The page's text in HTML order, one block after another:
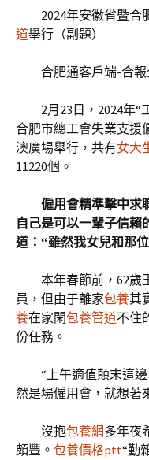
2024年安徽省暨合
道舉行（副題）
合肥通客戶端-合
2月23日，2024年
合肥市總工會失業支援
澳廣場舉行，共有女大
11220個。
僱用會精準擊中求
自己是可以一輩子信賴
道：“雖然我女兒和那
本年春節前，62歲
員，但由于離家包養其
養在家閑包養管道不住
份任務。
“上午適值顛末這
然是場僱用會，就想著
沒抱包養網多年夜
頗豐。 包養價格ptt“勤